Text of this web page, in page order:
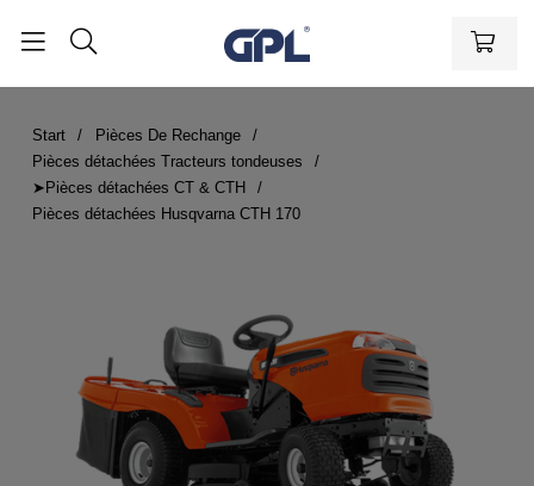
Start
Pièces De Rechange
Pièces détachées Tracteurs tondeuses
➤Pièces détachées CT & CTH
Pièces détachées Husqvarna CTH 170